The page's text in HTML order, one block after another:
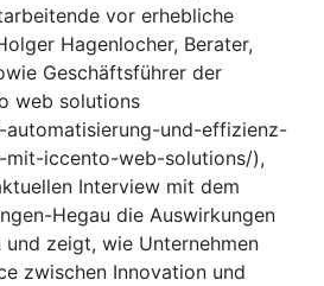
vor erhebliche
Hagenlocher, Berater,
Geschäftsführer der
web solutions
und-effizienz-
mit-iccento-web-solutions/),
Interview mit dem
Hegau die Auswirkungen
zeigt, wie Unternehmen
zwischen Innovation und